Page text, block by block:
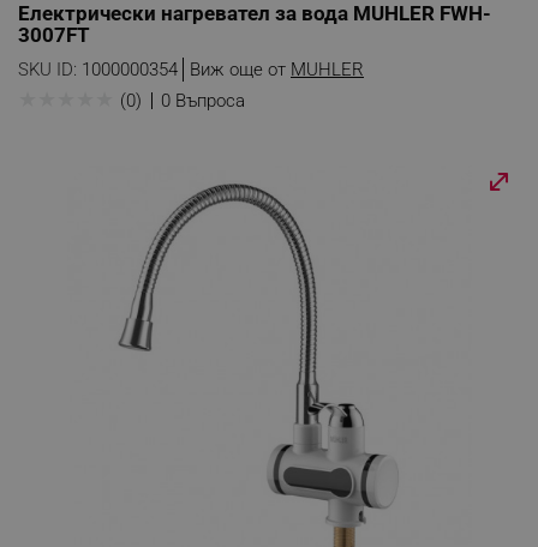
Електрически нагревател за вода MUHLER FWH-
3007FT
SKU ID: 1000000354 Виж още от MUHLER
(0) 0 Въпроса